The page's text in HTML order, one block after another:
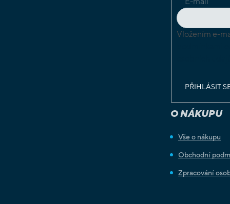
Vložením e-
PŘIHLÁSIT
O NÁKUPU
Vše o nákupu
Obchodní
Zpracování